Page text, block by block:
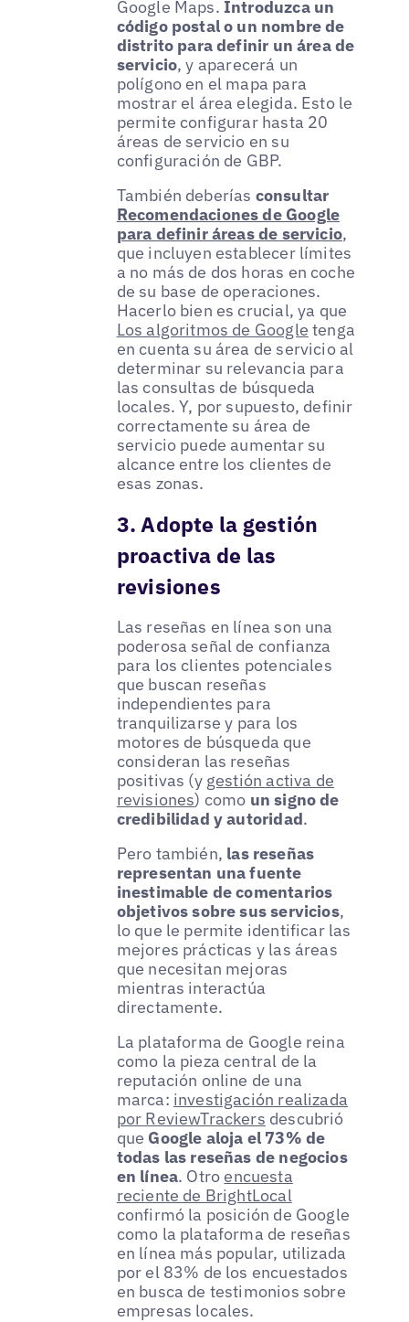
Google Maps. Introduzca un
código postal o un nombre de
distrito para definir un área de
servicio, y aparecerá un
polígono en el mapa para
mostrar el área elegida. Esto le
permite configurar hasta 20
áreas de servicio en su
configuración de GBP.
También deberías consultar
Recomendaciones de Google
para definir áreas de servicio,
que incluyen establecer límites
a no más de dos horas en coche
de su base de operaciones.
Hacerlo bien es crucial, ya que
Los algoritmos de Google tenga
en cuenta su área de servicio al
determinar su relevancia para
las consultas de búsqueda
locales. Y, por supuesto, definir
correctamente su área de
servicio puede aumentar su
alcance entre los clientes de
esas zonas.
3. Adopte la gestión
proactiva de las
revisiones
Las reseñas en línea son una
poderosa señal de confianza
para los clientes potenciales
que buscan reseñas
independientes para
tranquilizarse y para los
motores de búsqueda que
consideran las reseñas
positivas (y gestión activa de
revisiones) como un signo de
credibilidad y autoridad.
Pero también, las reseñas
representan una fuente
inestimable de comentarios
objetivos sobre sus servicios,
lo que le permite identificar las
mejores prácticas y las áreas
que necesitan mejoras
mientras interactúa
directamente.
La plataforma de Google reina
como la pieza central de la
reputación online de una
marca: investigación realizada
por ReviewTrackers descubrió
que Google aloja el 73% de
todas las reseñas de negocios
en línea. Otro encuesta
reciente de BrightLocal
confirmó la posición de Google
como la plataforma de reseñas
en línea más popular, utilizada
por el 83% de los encuestados
en busca de testimonios sobre
empresas locales.